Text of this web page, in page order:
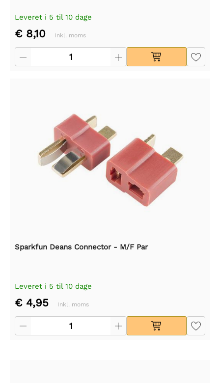
Leveret i 5 til 10 dage
€ 8,10 Inkl. moms
Sparkfun Deans Connector - M/F Par
Leveret i 5 til 10 dage
€ 4,95 Inkl. moms